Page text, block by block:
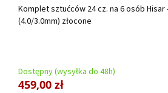
Komplet sztućców 24 cz. na 6 osób Hisar
(4.0/3.0mm) złocone
Dostępny (wysyłka do 48h)
459,00 zł